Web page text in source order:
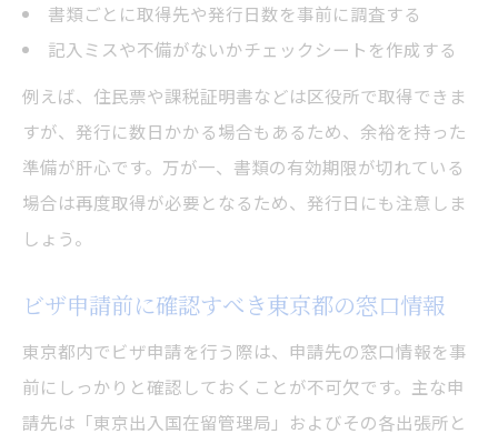
書類ごとに取得先や発行日数を事前に調査する
記入ミスや不備がないかチェックシートを作成する
例えば、住民票や課税証明書などは区役所で取得できま
すが、発行に数日かかる場合もあるため、余裕を持った
準備が肝心です。万が一、書類の有効期限が切れている
場合は再度取得が必要となるため、発行日にも注意しま
しょう。
ビザ申請前に確認すべき東京都の窓口情報
東京都内でビザ申請を行う際は、申請先の窓口情報を事
前にしっかりと確認しておくことが不可欠です。主な申
請先は「東京出入国在留管理局」およびその各出張所と